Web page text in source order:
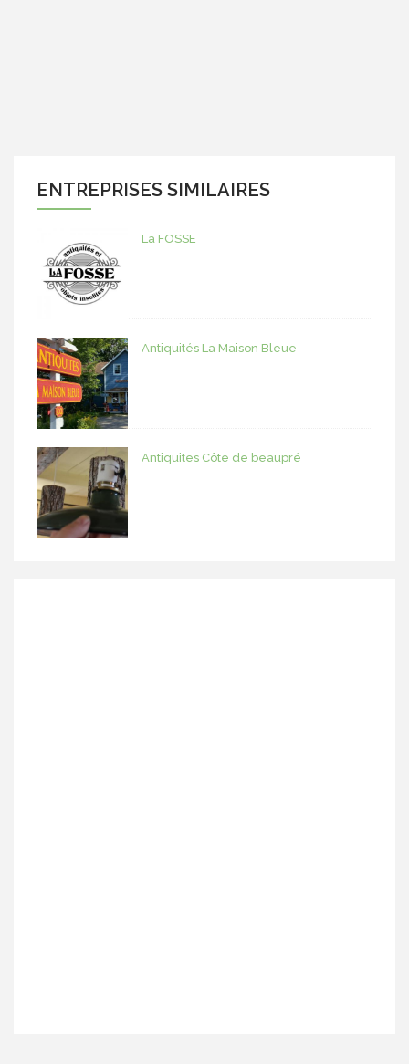
ENTREPRISES SIMILAIRES
La FOSSE
Antiquités La Maison Bleue
Antiquites Côte de beaupré